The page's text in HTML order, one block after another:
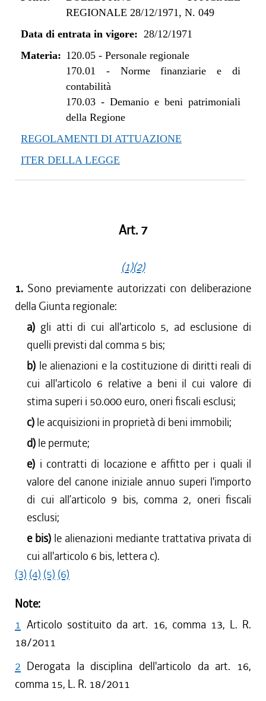
REGIONALE 28/12/1971, N. 049
Data di entrata in vigore: 28/12/1971
Materia: 120.05- Personale regionale
170.01 - Norme finanziarie e di
contabilità
170.03- Demanio e beni patrimoniali
della Regione
REGOLAMENTI DI ATTUAZIONE
ITER DELLA LEGGE
Art. 7
(1)(2)
1. Sono previamente autorizzati con deliberazione
della Giunta regionale:
a) gli atti di cui all'articolo 5, ad esclusione di
quelli previsti dal comma 5 bis;
b) le alienazioni e la costituzione di diritti reali di
cui all'articolo 6 relative a beni il cui valore di
stima superi i 50.000 euro, oneri fiscali esclusi;
c) le acquisizioni in proprietà di beni immobili;
d) le permute;
e) i contratti di locazione e affitto per i quali il
valore del canone iniziale annuo superi l'importo
di cui all’articolo 9 bis, comma 2, oneri fiscali
esclusi;
e bis) le alienazioni mediante trattativa privata di
cui all'articolo 6 bis, lettera c).
(3) (4) (5) (6)
Note:
1 Articolo sostituito da art. 16, comma 13, L. R.
18/2011
2 Derogata la disciplina dell'articolo da art. 16,
comma 15, L. R. 18/2011